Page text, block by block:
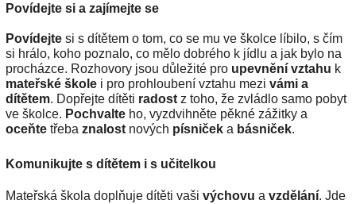
Povídejte si a zajímejte se
Povídejte si s dítětem o tom, co se mu ve školce líbilo, s čím
si hrálo, koho poznalo, co mělo dobrého k jídlu a jak bylo na
procházce. Rozhovory jsou důležité pro upevnění vztahu k
mateřské škole i pro prohloubení vztahu mezi vámi a
dítětem. Dopřejte dítěti radost z toho, že zvládlo samo pobyt
ve školce. Pochvalte ho, vyzdvihněte pěkné zážitky a
oceňte třeba znalost nových písniček a básniček.
Komunikujte s dítětem i s učitelkou
Mateřská škola doplňuje dítěti vaši výchovu a vzdělání. Jde